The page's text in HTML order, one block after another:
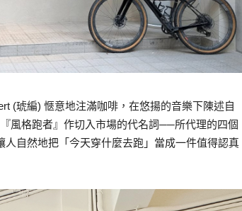
(琥編) 愜意地注滿咖啡，在悠揚的音樂下陳述自
風格跑者』作切入市場的代名詞──所代理的四個
自然地把「今天穿什麼去跑」當成一件值得認真